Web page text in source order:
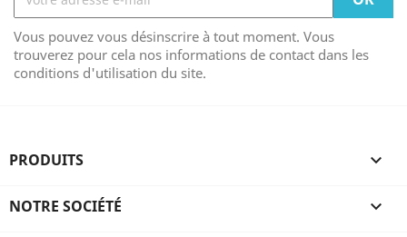
Vous pouvez vous désinscrire à tout moment. Vous
trouverez pour cela nos informations de contact dans les
conditions d'utilisation du site.
PRODUITS 
NOTRE SOCIÉTÉ 